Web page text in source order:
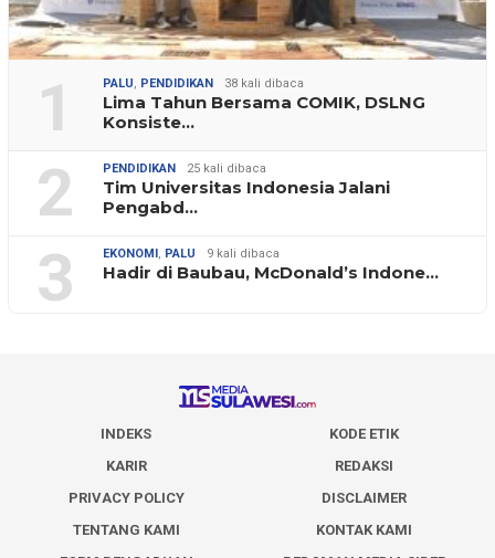
1 PALU, PENDIDIKAN 38 kali dibaca
Lima Tahun Bersama COMIK, DSLNG
Konsiste…
2 PENDIDIKAN 25 kali dibaca
Tim Universitas Indonesia Jalani
Pengabd…
3 EKONOMI, PALU 9 kali dibaca
Hadir di Baubau, McDonald’s Indone…
INDEKS
KODE ETIK
KARIR
REDAKSI
PRIVACY POLICY
DISCLAIMER
TENTANG KAMI
KONTAK KAMI